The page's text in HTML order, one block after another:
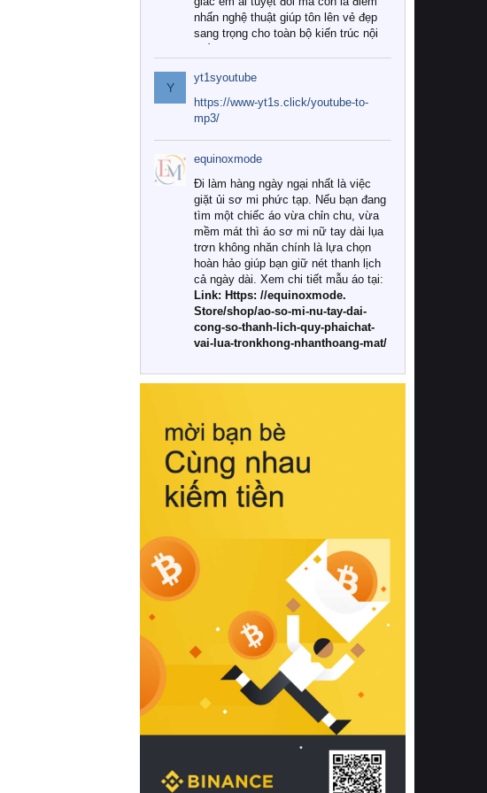
nhấn nghệ thuật giúp tôn lên vẻ đẹp
sang trọng cho toàn bộ kiến trúc nội
Tuy nhiên, giữa thị trường đa dạng
với vô vàn thương hiệu và mẫu mã
như hiện nay, làm thế nào để chọn
được những bộ chăn ga gối đệm cao
cấp thực sự chất lượng, phù hợp với
khí hậu và nhu cầu sử dụng của gia
đình? Hãy cùng chúng tôi đi tìm lời
giải đáp chi tiết qua bài viết dưới đây.
1. Tại sao các gia đình hiện đại lại ưa
chuộng chăn ga gối đệm cao cấp?
Khác với các dòng sản phẩm thông
thường, những bộ chăn ga gối đệm
cao cấp trải qua quy trình sản xuất
nghiêm ngặt từ khâu chọn lọc nguyên
liệu tự nhiên đến công nghệ dệt
nhuộm hiện đại không chứa hóa chất
này, bạn sẽ cảm nhận rõ rệt sự khác
hồi chuẩn xác của phần đệm nâng đỡ
cột sống.
Bên cạnh đó, việc lựa chọn các dòng
sản phẩm đạt chuẩn chất lượng quốc
tế còn giúp ngăn ngừa tình trạng kích
khuẩn và nấm mốc trong điều kiện
thời tiết nóng ẩm. Bạn có thể tìm hiểu
thêm các nghiên cứu khoa học về tác
động của giấc ngủ và môi trường
phòng ngủ đối với sức khỏe con
người tại Sleep Foundation (External
Link) để có cái nhìn toàn diện hơn.
2. Các tiêu chí vàng khi lựa chọn
chăn ga gối đệm cao cấp cho phòng
ngủ
Để sở hữu một bộ chăn ga gối đệm
cao cấp hoàn hảo cả về thẩm mỹ lẫn
công năng, người tiêu dùng cần cân
nhắc kỹ lưỡng các tiêu chí quan trọng
Y
yt1syoutube
https://www-yt1s.click/youtube-to-
mp3/
equinoxmode
Đi làm hàng ngày ngại nhất là việc
giặt ủi sơ mi phức tạp. Nếu bạn đang
tìm một chiếc áo vừa chỉn chu, vừa
mềm mát thì áo sơ mi nữ tay dài lụa
trơn không nhăn chính là lựa chọn
hoàn hảo giúp bạn giữ nét thanh lịch
cả ngày dài. Xem chi tiết mẫu áo tại:
Link: Https: //equinoxmode.
Store/shop/ao-so-mi-nu-tay-dai-
cong-so-thanh-lich-quy-phaichat-
vai-lua-tronkhong-nhanthoang-mat/